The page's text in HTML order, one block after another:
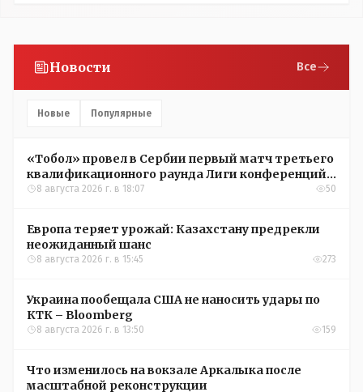
Новости Все
Новые Популярные
«Тобол» провел в Сербии первый матч третьего
квалификационного раунда Лиги конференций
УЕФА
8 августа 2026 г. в 18:07 50
Европа теряет урожай: Казахстану предрекли
неожиданный шанс
8 августа 2026 г. в 15:45 273
Украина пообещала США не наносить удары по
КТК – Bloomberg
8 августа 2026 г. в 13:50 159
Что изменилось на вокзале Аркалыка после
масштабной реконструкции